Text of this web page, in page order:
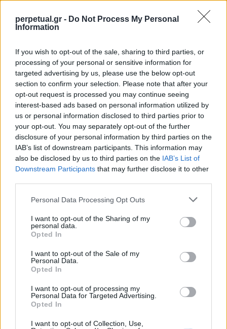
perpetual.gr - Do Not Process My Personal
Information
If you wish to opt-out of the sale, sharing to third parties, or
processing of your personal or sensitive information for
targeted advertising by us, please use the below opt-out
section to confirm your selection. Please note that after your
opt-out request is processed you may continue seeing
interest-based ads based on personal information utilized by
us or personal information disclosed to third parties prior to
your opt-out. You may separately opt-out of the further
disclosure of your personal information by third parties on the
IAB’s list of downstream participants. This information may
also be disclosed by us to third parties on the IAB’s List of
Downstream Participants that may further disclose it to other
Personal Data Processing Opt Outs
I want to opt-out of the Sharing of my
personal data.
Opted In
I want to opt-out of the Sale of my
Personal Data.
Opted In
I want to opt-out of processing my
Personal Data for Targeted Advertising.
Opted In
I want to opt-out of Collection, Use,
STYLE
Τα κομμάτια που πρέπει να περιέχει κάθε
γκαρνταρόμπα το 2023
11/01/2023
“Το μόνο που χρειάζεται είναι μερικά απλά outfit. Η απλότητα
STYLE